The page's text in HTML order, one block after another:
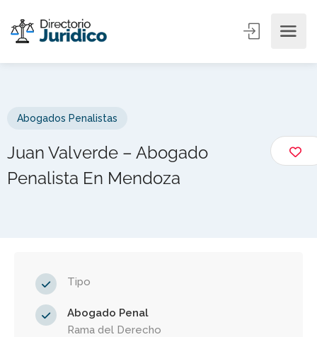
Abogados Penalistas
Juan Valverde – Abogado
Penalista En Mendoza
Tipo
Abogado Penal
Rama del Derecho